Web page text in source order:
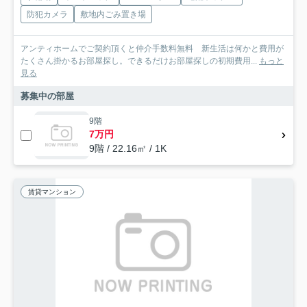
防犯カメラ
敷地内ごみ置き場
アンティホームでご契約頂くと仲介手数料無料 新生活は何かと費用が
たくさん掛かるお部屋探し。できるだけお部屋探しの初期費用... もっと
見る
募集中の部屋
9階
7万円
9階 / 22.16㎡ / 1K
賃貸マンション